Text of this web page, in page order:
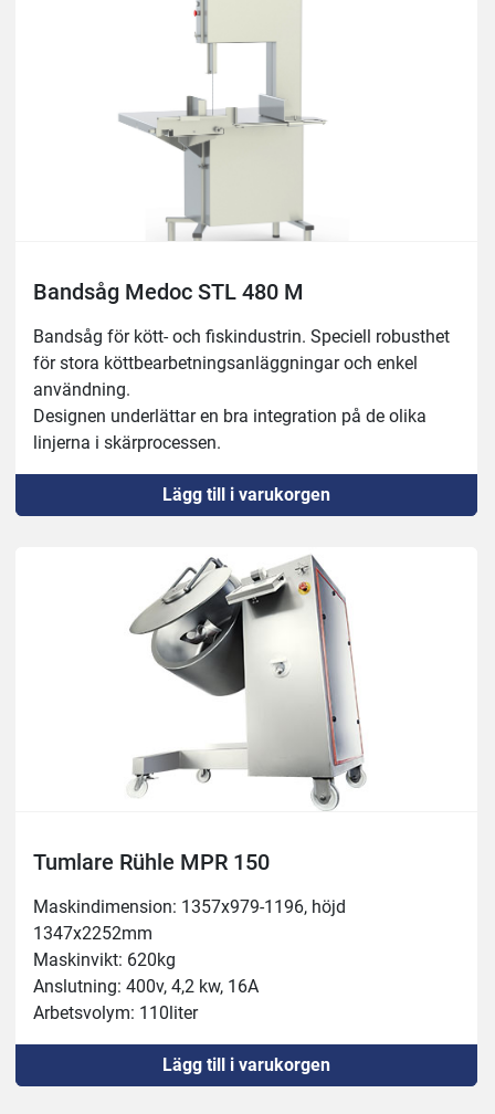
På-av-brytare med nödstoppsknapp, IP65.
Tillverkning av blad på höger och vänster sida.
Enkel rengöring med vattentryck.
En kroppskonstruktion i ett stycke för att underlätta
Löstagbara rengöringsmedel för enkel rengöring, utan
användning av verktyg.
Yttermått: 1115x980mm, höjd 1900mm
Såghöjd: 420mm
Arbetsyta: 880x945 mm
Bandsåg Medoc STL 480 M
Bandsåg för kött- och fiskindustrin. Speciell robusthet
för stora köttbearbetningsanläggningar och enkel
användning.
Designen underlättar en bra integration på de olika
linjerna i skärprocessen.
Robust 18/10 rostfri konstruktion.
Rostfria remskivor med dubbel klaff.
Automatisk process för spänningskontroll.
På-av-brytare med nödstoppsknapp, IP65.
Säkerhetsanordning vid öppning av dörr.
Inget spänningsutlösningssystem.
Tillverkning av blad på höger och vänster sida.
En kroppskonstruktion i ett stycke för att underlätta
bättre rengöring på en enhetlig plattform.
Löstagbara rengöringsmedel för enkel rengöring, utan
Såghöjd: 480mm
Arbetsyta: 930x945mm
Sågblad: 3500mm
Lägg till i varukorgen
Tumlare Rühle MPR 150
Maskindimension: 1357x979-1196, höjd
1347x2252mm
Maskinvikt: 620kg
Anslutning: 400v, 4,2 kw, 16A
Arbetsvolym: 110liter
Behållare: 150liter
Köldmedel: R452A
Underede; 4st hjul
Lägg till i varukorgen